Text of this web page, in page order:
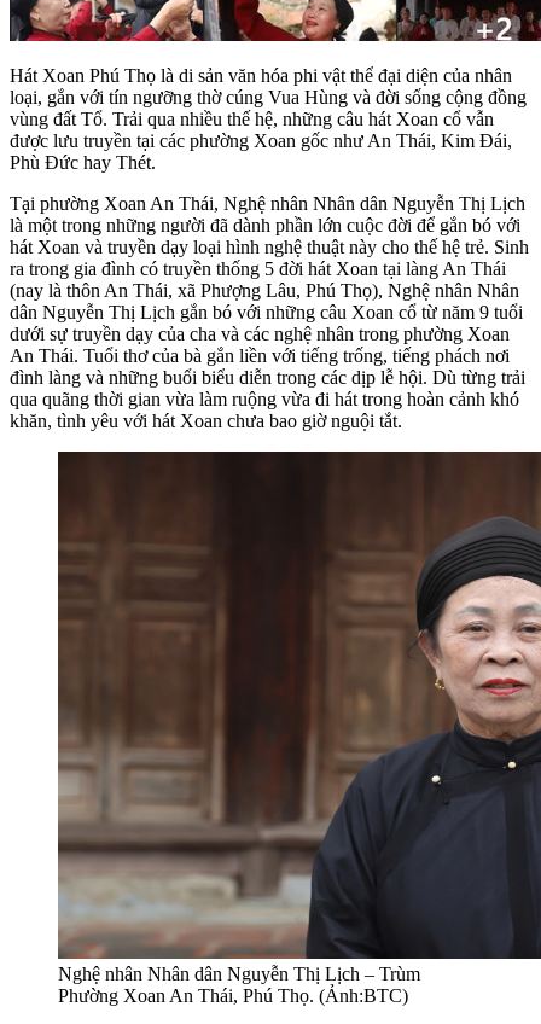
Hát Xoan Phú Thọ là di sản văn hóa phi vật thể đại diện của nhân
loại, gắn với tín ngưỡng thờ cúng Vua Hùng và đời sống cộng đồng
vùng đất Tổ. Trải qua nhiều thế hệ, những câu hát Xoan cổ vẫn
được lưu truyền tại các phường Xoan gốc như An Thái, Kim Đái,
Phù Đức hay Thét.
Tại phường Xoan An Thái, Nghệ nhân Nhân dân Nguyễn Thị Lịch
là một trong những người đã dành phần lớn cuộc đời để gắn bó với
hát Xoan và truyền dạy loại hình nghệ thuật này cho thế hệ trẻ. Sinh
ra trong gia đình có truyền thống 5 đời hát Xoan tại làng An Thái
(nay là thôn An Thái, xã Phượng Lâu, Phú Thọ), Nghệ nhân Nhân
dân Nguyễn Thị Lịch gắn bó với những câu Xoan cổ từ năm 9 tuổi
dưới sự truyền dạy của cha và các nghệ nhân trong phường Xoan
An Thái. Tuổi thơ của bà gắn liền với tiếng trống, tiếng phách nơi
đình làng và những buổi biểu diễn trong các dịp lễ hội. Dù từng trải
qua quãng thời gian vừa làm ruộng vừa đi hát trong hoàn cảnh khó
khăn, tình yêu với hát Xoan chưa bao giờ nguội tắt.
Nghệ nhân Nhân dân Nguyễn Thị Lịch – Trùm
Phường Xoan An Thái, Phú Thọ. (Ảnh:BTC)